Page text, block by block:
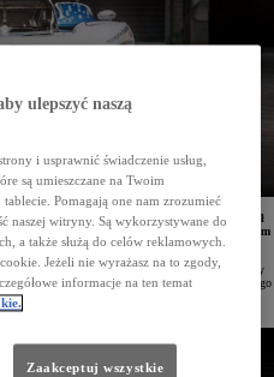
TOYOTA GAZOO Racing zaprezentował
Wyścigowy samochód zasilany ciekłym wodorem
strefę H2 Village.
Toyoty – jest jednym z kluczowych etapów pracy
drogowych. Koncern dąży też do jak najszybszego
m.in. upowszechnienie wykorzystania wodoru
ulepszyć naszą
i usprawnić świadczenie usług,
są umieszczane na Twoim
Pomagają one nam zrozumieć
naszej witryny. Są wykorzystywane do
a także służą do celów reklamowych.
Jeżeli nie wyrażasz na to zgody,
informacje na ten temat
Zaakceptuj wszystkie